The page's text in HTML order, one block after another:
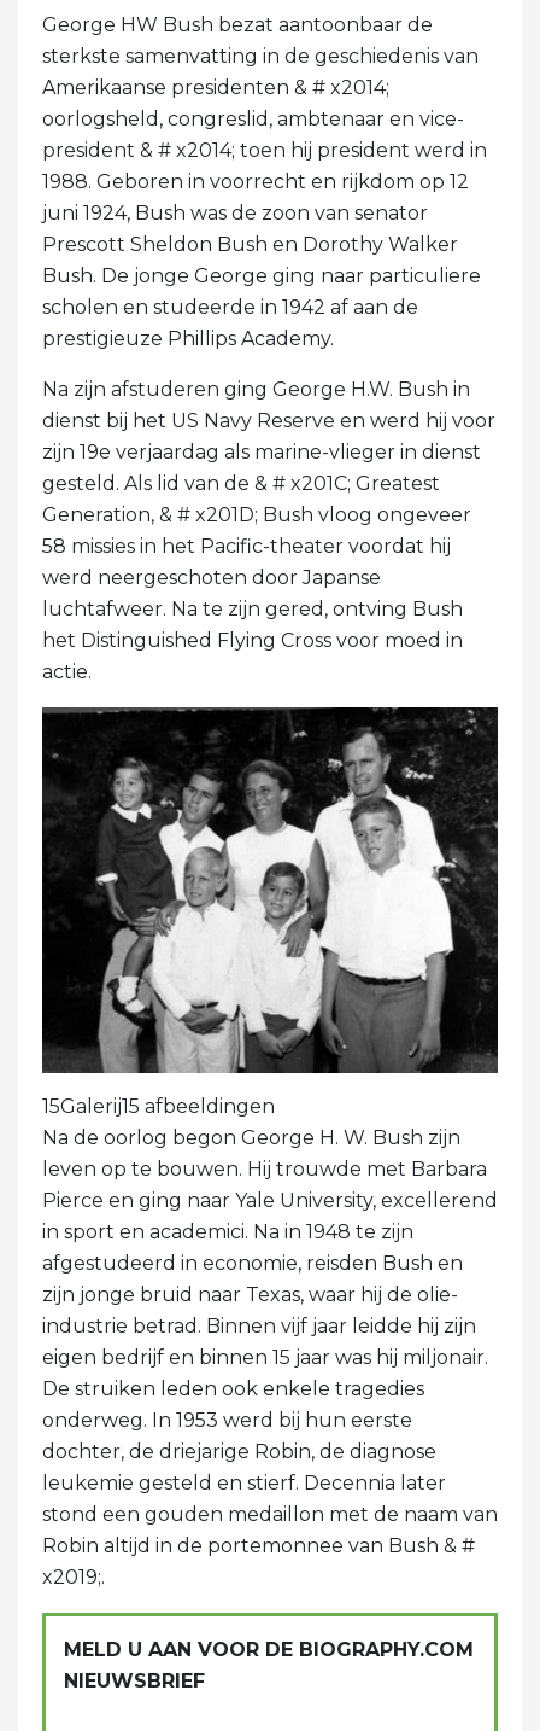
George HW Bush bezat aantoonbaar de
sterkste samenvatting in de geschiedenis van
Amerikaanse presidenten & # x2014;
oorlogsheld, congreslid, ambtenaar en vice-
president & # x2014; toen hij president werd in
1988. Geboren in voorrecht en rijkdom op 12
juni 1924, Bush was de zoon van senator
Prescott Sheldon Bush en Dorothy Walker
Bush. De jonge George ging naar particuliere
scholen en studeerde in 1942 af aan de
prestigieuze Phillips Academy.
Na zijn afstuderen ging George H.W. Bush in
dienst bij het US Navy Reserve en werd hij voor
zijn 19e verjaardag als marine-vlieger in dienst
gesteld. Als lid van de & # x201C; Greatest
Generation, & # x201D; Bush vloog ongeveer
58 missies in het Pacific-theater voordat hij
werd neergeschoten door Japanse
luchtafweer. Na te zijn gered, ontving Bush
het Distinguished Flying Cross voor moed in
actie.
15Galerij15 afbeeldingen
Na de oorlog begon George H. W. Bush zijn
leven op te bouwen. Hij trouwde met Barbara
Pierce en ging naar Yale University, excellerend
in sport en academici. Na in 1948 te zijn
afgestudeerd in economie, reisden Bush en
zijn jonge bruid naar Texas, waar hij de olie-
industrie betrad. Binnen vijf jaar leidde hij zijn
eigen bedrijf en binnen 15 jaar was hij miljonair.
De struiken leden ook enkele tragedies
onderweg. In 1953 werd bij hun eerste
dochter, de driejarige Robin, de diagnose
leukemie gesteld en stierf. Decennia later
stond een gouden medaillon met de naam van
Robin altijd in de portemonnee van Bush & #
x2019;.
MELD U AAN VOOR DE BIOGRAPHY.COM
NIEUWSBRIEF